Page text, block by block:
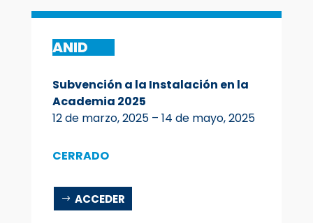
ANID
Subvención a la Instalación en la
Academia 2025
12 de marzo, 2025 – 14 de mayo, 2025
CERRADO
ACCEDER